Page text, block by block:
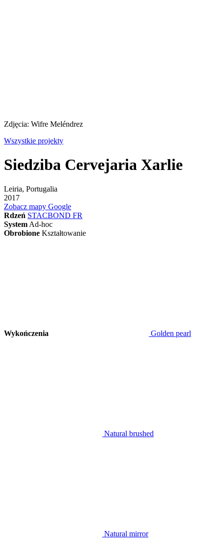
Zdjęcia: Wifre Meléndrez
Wszystkie projekty
Siedziba Cervejaria Xarlie
Leiria, Portugalia
2017
Zobacz mapy Google
Rdzeń STACBOND FR
System Ad-hoc
Obrobione Kształtowanie
Wykończenia Golden pearl
Natural brushed
Natural mirror